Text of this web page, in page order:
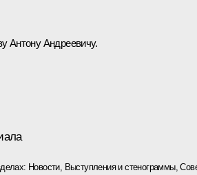
Антону Андреевичу.
Новости, Выступления и стенограммы,